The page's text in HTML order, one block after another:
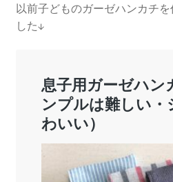
以前子どものガーゼハンカチ
した↓